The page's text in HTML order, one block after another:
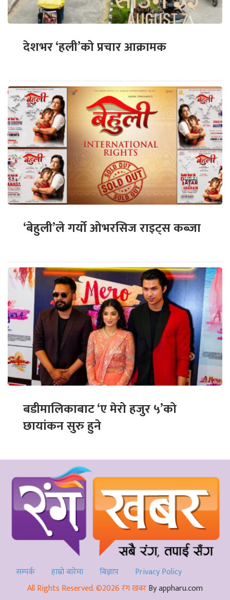
देशभर ‘हली’को प्रचार आक्रामक
‘बेहुली’ले गर्यो ओभरसिज राइट्स कब्जा
बडीमालिकाबाट ‘ए मेरो हजुर ५’को
छायांकन सुरु हुने
सम्पर्क हाम्रो बारेमा बिज्ञाप
Privacy Policy
All Rights Reserved. ©2026 रंग खबरBy appharu.com